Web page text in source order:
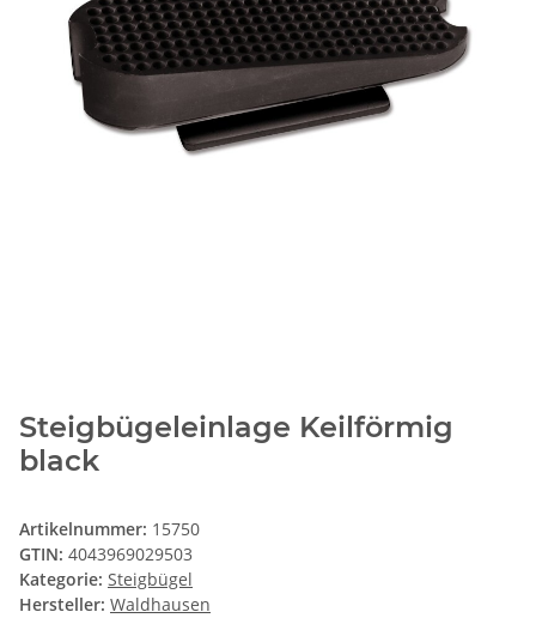
Steigbügeleinlage Keilförmig
black
Artikelnummer: 15750
GTIN: 4043969029503
Kategorie: Steigbügel
Hersteller: Waldhausen